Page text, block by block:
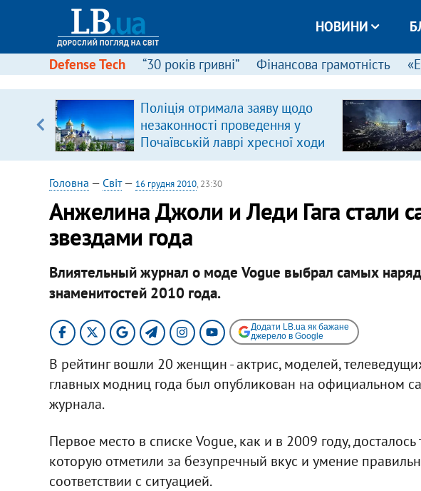
НОВИНИ
Defense Tech “30 років гривні” Фінансова грамотність
Поліція отримала заяву щодо
незаконності проведення у
Почаївській лаврі хресної ходи
Головна — Світ— 16 грудня 2010, 23:30
Анжелина Джоли и Леди Гага стали
звездами года
Влиятельный журнал о моде Vogue выбрал самых
знаменитостей 2010 года.​
Додати LB.ua як бажане
джерело в Google
В рейтинг вошли 20 женщин - актрис, моделей,
главных модниц года был опубликован на официальном
журнала.
Первое место в списке Vogue, как и в 2009 году,
которую отметили за безупречный вкус и умение
соответствии с ситуацией.